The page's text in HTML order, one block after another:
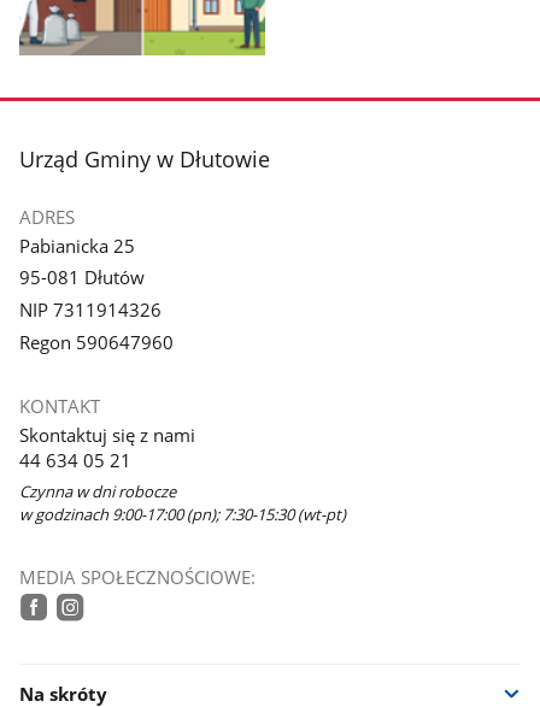
galerii.
stopka
Urząd Gminy w Dłutowie
ADRES
Pabianicka 25
95-081 Dłutów
NIP 7311914326
Regon 590647960
KONTAKT
Skontaktuj się z nami
44 634 05 21
Czynna w dni robocze
w godzinach 9:00-17:00 (pn); 7:30-15:30 (wt-pt)
MEDIA SPOŁECZNOŚCIOWE:
Na skróty